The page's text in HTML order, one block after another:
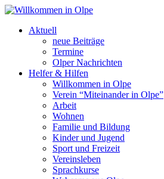
Aktuell
neue Beiträge
Termine
Olper Nachrichten
Helfer & Hilfen
Willkommen in Olpe
Verein “Miteinander in Olpe”
Arbeit
Wohnen
Familie und Bildung
Kinder und Jugend
Sport und Freizeit
Vereinsleben
Sprachkurse